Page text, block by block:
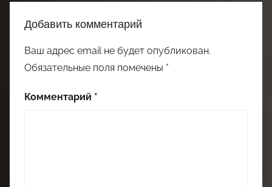
Добавить комментарий
Ваш адрес email не будет опубликован.
Обязательные поля помечены *
Комментарий *